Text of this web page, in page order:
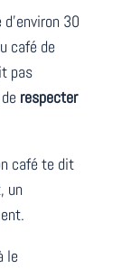
30
café de
pas
respecter
café te dit
un
le